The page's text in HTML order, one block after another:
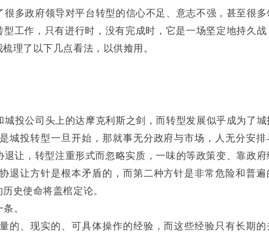
多政府领导对平台转型的信心不足、意志不强，甚至很多
工作，只有进行时，没有完成时，它是一场坚定地持久战
理了以下几点看法，以供飨用。
投公司头上的达摩克利斯之剑，而转型发展似乎成为了城
城投转型一旦开始，那就事无分政府与市场，人无分安排
让，转型注重形式而忽略实质，一味的等政策变、靠政府
退让方针是根本矛盾的，而第二种方针是非常危险和普遍
史使命将盖棺定论。
。
的、现实的、可具体操作的经验，而这些经验只有长期的